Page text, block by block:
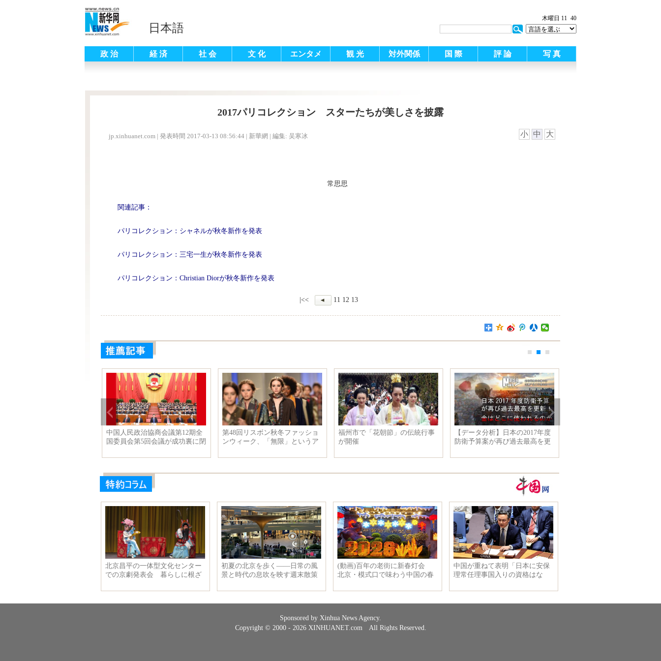
日本語
木曜日 11 40
政 治 経 済 社 会 文 化 エンタメ 観 光 対外関係 国 際 評 論 写 真
2017パリコレクション スターたちが美しさを披露
jp.xinhuanet.com | 発表時間 2017-03-13 08:56:44 | 新華網 | 編集: 吴寒冰 小 中 大
常思思
関連記事：
パリコレクション：シャネルが秋冬新作を発表
パリコレクション：三宅一生が秋冬新作を発表
パリコレクション：Christian Diorが秋冬新作を発表
|<< 11 12 13
中国人民政治協商会議第12期全
国委員会第5回会議が成功裏に閉
第48回リスボン秋冬ファッショ
ンウィーク、「無限」というア
福州市で「花朝節」の伝統行事
が開催
【データ分析】日本の2017年度
防衛予算案が再び過去最高を更
Sponsored by Xinhua News Agency.
Copyright © 2000 - 2026 XINHUANET.com All Rights Reserved.